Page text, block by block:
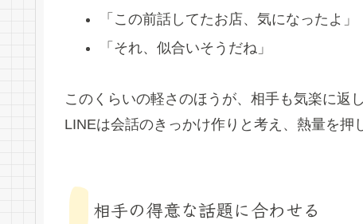
「この前話してたお店、気になったよ」
「それ、似合いそうだね」
このくらいの軽さのほうが、相手も気楽に返
LINEは会話のきっかけ作りと考え、熱量を押
相手の得意な話題に合わせる